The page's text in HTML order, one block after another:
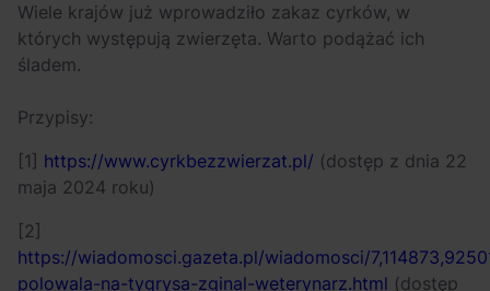
Wiele krajów już wprowadziło zakaz cyrków, w
których występują zwierzęta. Warto podążać ich
śladem.
Przypisy:
[1] https://www.cyrkbezzwierzat.pl/ (dostęp z dnia 22
maja 2024 roku)
[2]
https://wiadomosci.gazeta.pl/wiadomosci/
polowala-na-tygrysa-zginal-weterynarz.html (dostęp